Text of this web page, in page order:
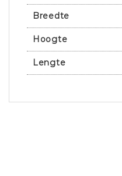
Breedte
Hoogte
Lengte